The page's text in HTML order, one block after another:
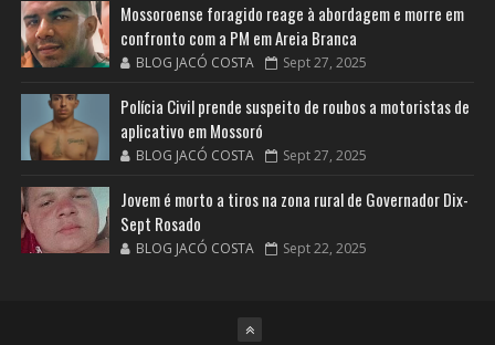
Mossoroense foragido reage à abordagem e morre em
confronto com a PM em Areia Branca
BLOG JACÓ COSTA Sept 27, 2025
Polícia Civil prende suspeito de roubos a motoristas de
aplicativo em Mossoró
BLOG JACÓ COSTA Sept 27, 2025
Jovem é morto a tiros na zona rural de Governador Dix-
Sept Rosado
BLOG JACÓ COSTA Sept 22, 2025